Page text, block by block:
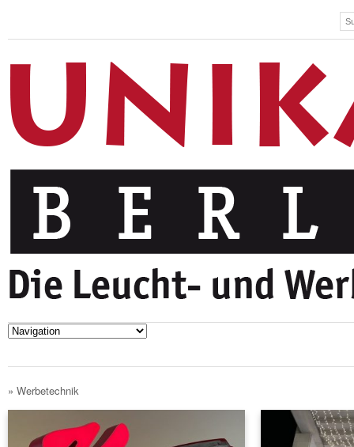
» Werbetechnik